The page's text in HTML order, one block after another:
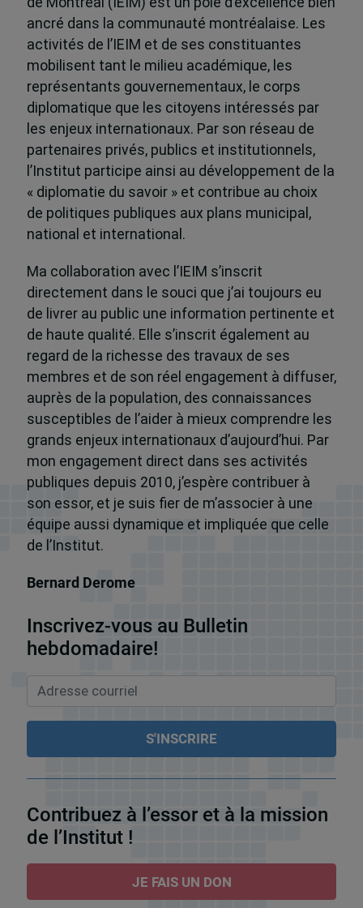
ancré dans la communauté montréalaise. Les
activités de l’IEIM et de ses constituantes
mobilisent tant le milieu académique, les
représentants gouvernementaux, le corps
diplomatique que les citoyens intéressés par
les enjeux internationaux. Par son réseau de
partenaires privés, publics et institutionnels,
l’Institut participe ainsi au développement de la
« diplomatie du savoir » et contribue au choix
de politiques publiques aux plans municipal,
national et international.
Ma collaboration avec l’IEIM s’inscrit
directement dans le souci que j’ai toujours eu
de livrer au public une information pertinente et
de haute qualité. Elle s’inscrit également au
regard de la richesse des travaux de ses
membres et de son réel engagement à diffuser,
auprès de la population, des connaissances
susceptibles de l’aider à mieux comprendre les
grands enjeux internationaux d’aujourd’hui. Par
mon engagement direct dans ses activités
publiques depuis 2010, j’espère contribuer à
son essor, et je suis fier de m’associer à une
équipe aussi dynamique et impliquée que celle
de l’Institut.
Bernard Derome
Inscrivez-vous au Bulletin
hebdomadaire!
Contribuez à l’essor et à la mission
de l’Institut !
JE FAIS UN DON